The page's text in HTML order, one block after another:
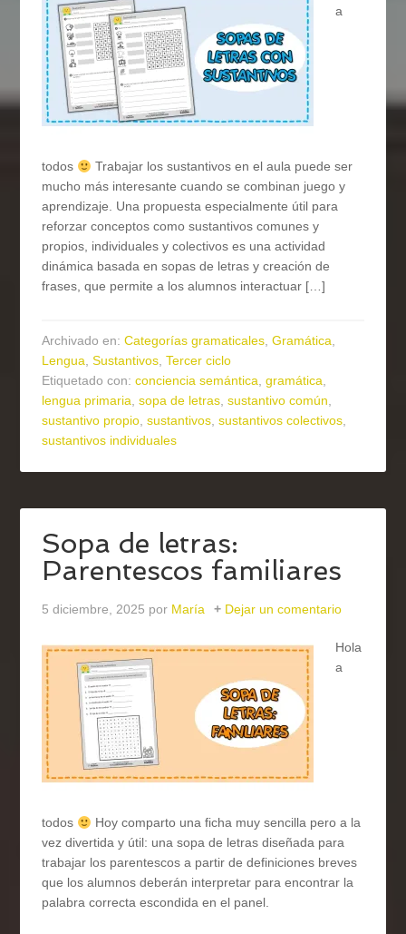
a
todos
Trabajar los sustantivos en el aula puede ser
mucho más interesante cuando se combinan juego y
aprendizaje. Una propuesta especialmente útil para
reforzar conceptos como sustantivos comunes y
propios, individuales y colectivos es una actividad
dinámica basada en sopas de letras y creación de
frases, que permite a los alumnos interactuar […]
Archivado en:Categorías gramaticales,Gramática,
Lengua,Sustantivos,Tercer ciclo
Etiquetado con:conciencia semántica,gramática,
lengua primaria,sopa de letras,sustantivo común,
sustantivo propio,sustantivos,sustantivos colectivos,
sustantivos individuales
Sopa de letras:
Parentescos familiares
5 diciembre, 2025 por María Dejar un comentario
Hola
a
todos
Hoy comparto una ficha muy sencilla pero a la
vez divertida y útil: una sopa de letras diseñada para
trabajar los parentescos a partir de definiciones breves
que los alumnos deberán interpretar para encontrar la
palabra correcta escondida en el panel.